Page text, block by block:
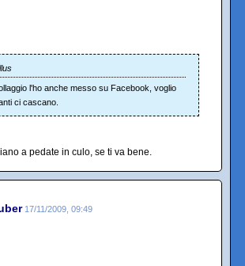
l'ho anche messo su Facebook, voglio
ci cascano.
a pedate in culo, se ti va bene.
17/11/2009, 09:49